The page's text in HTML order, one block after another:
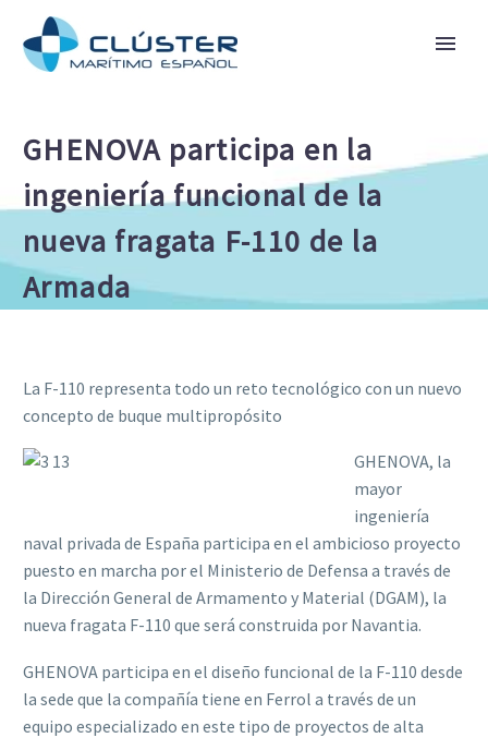
GHENOVA participa en la
ingeniería funcional de la
nueva fragata F-110 de la
Armada
La F-110 representa todo un reto tecnológico con un nuevo
concepto de buque multipropósito
GHENOVA, la
mayor
ingeniería
naval privada de España participa en el ambicioso proyecto
puesto en marcha por el Ministerio de Defensa a través de
la Dirección General de Armamento y Material (DGAM), la
nueva fragata F-110 que será construida por Navantia.
GHENOVA participa en el diseño funcional de la F-110 desde
la sede que la compañía tiene en Ferrol a través de un
equipo especializado en este tipo de proyectos de alta